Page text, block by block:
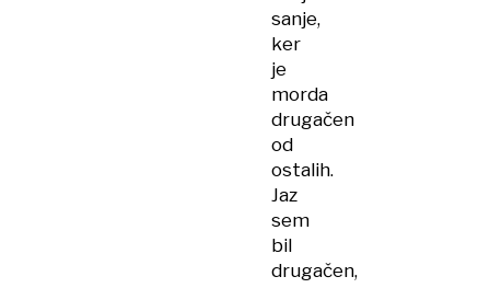
sanje,
ker
je
morda
drugačen
od
ostalih.
Jaz
sem
bil
drugačen,